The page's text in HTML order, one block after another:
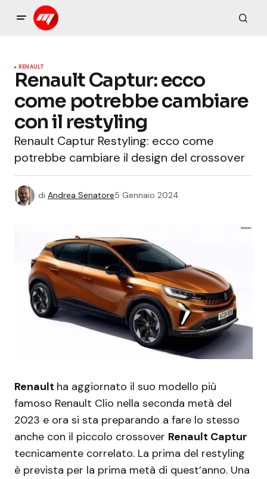
RENAULT
Renault Captur: ecco
come potrebbe cambiare
con il restyling
Renault Captur Restyling: ecco come
potrebbe cambiare il design del crossover
di Andrea Senatore5 Gennaio 2024
Renault ha aggiornato il suo modello più
famoso Renault Clio nella seconda metà del
2023 e ora si sta preparando a fare lo stesso
anche con il piccolo crossover Renault Captur
tecnicamente correlato. La prima del restyling
è prevista per la prima metà di quest’anno. Una